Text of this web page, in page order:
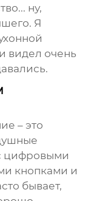
ну,
Я
видел очень
– это
цифровыми
кнопками и
бывает,